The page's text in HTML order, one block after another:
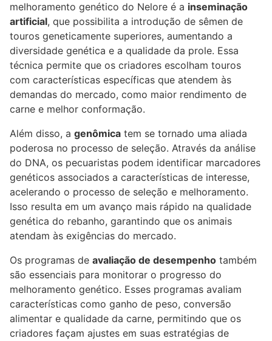
melhoramento genético do Nelore é a inseminação
artificial, que possibilita a introdução de sêmen de
touros geneticamente superiores, aumentando a
diversidade genética e a qualidade da prole. Essa
técnica permite que os criadores escolham touros
com características específicas que atendem às
demandas do mercado, como maior rendimento de
carne e melhor conformação.
Além disso, a genômica tem se tornado uma aliada
poderosa no processo de seleção. Através da análise
do DNA, os pecuaristas podem identificar marcadores
genéticos associados a características de interesse,
acelerando o processo de seleção e melhoramento.
Isso resulta em um avanço mais rápido na qualidade
genética do rebanho, garantindo que os animais
atendam às exigências do mercado.
Os programas de avaliação de desempenho também
são essenciais para monitorar o progresso do
melhoramento genético. Esses programas avaliam
características como ganho de peso, conversão
alimentar e qualidade da carne, permitindo que os
criadores façam ajustes em suas estratégias de